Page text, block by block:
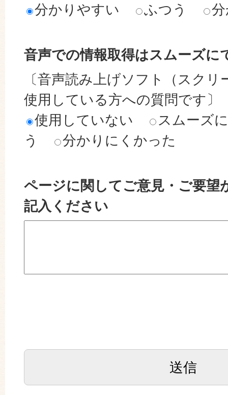
分かりやすい
ふつう
音声での情報取得はスムーズに
〔音声読み上げソフト（スク
使用している方への質問です〕
使用していない
スムーズ
う
分かりにくかった
ページに関してご意見・ご要望
記入ください